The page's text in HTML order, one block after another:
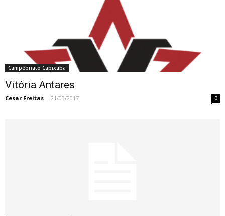
Campeonato Capixaba
Vitória Antares
Cesar Freitas - 21/03/2017 0